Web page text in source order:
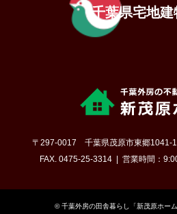
千葉県宅地
〒297-0017 千葉県茂原市東郷1041-
FAX. 0475-25-3314
営業時間：
©千葉外房の田舎暮らし「新茂原ホーム